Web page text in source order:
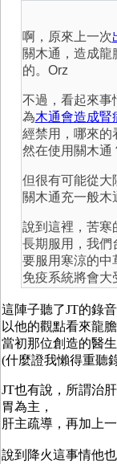
啊，原來上一次
關木通，造成龍
的。Orz
不過，看起來事
為木通會造成腎
經禁用，哪來的
然在使用關木通
但很有可能從大
關木通充一般木
說到這裡，苦寒
長期服用，我們
要服用寒涼的中
免疫系統將會大
這陣子聽了JT的錄
以他的觀點看來龍
當初那位創造的醫
(什麼證我懶得重聽
JT也有說，所謂治
胃為主，
肝主疏導，再加上
說到降火這事情他